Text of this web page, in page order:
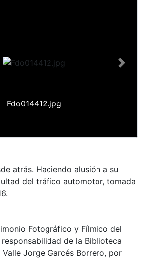
Fdo014412.jpg
Next
atrás. Haciendo alusión a su
del tráfico automotor, tomada
Fotográfico y Fílmico del
de la Biblioteca
Jorge Garcés Borrero, por